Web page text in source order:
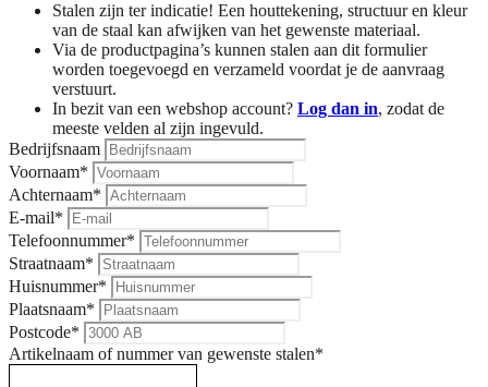
Stalen zijn ter indicatie! Een houttekening, structuur en kleur
van de staal kan afwijken van het gewenste materiaal.
Via de productpagina’s kunnen stalen aan dit formulier
worden toegevoegd en verzameld voordat je de aanvraag
verstuurt.
In bezit van een webshop account? Log dan in, zodat de
meeste velden al zijn ingevuld.
Bedrijfsnaam
Voornaam*
Achternaam*
E-mail*
Telefoonnummer*
Straatnaam*
Huisnummer*
Plaatsnaam*
Postcode*
Artikelnaam of nummer van gewenste stalen*